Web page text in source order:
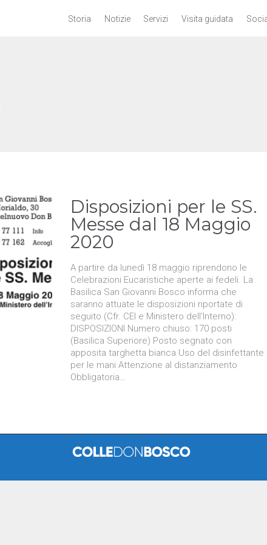
Storia Notizie Servizi Visita guidata
Disposizioni per le SS.
Messe dal 18 Maggio
2020
A partire da lunedì 18 maggio riprendono le
Celebrazioni Eucaristiche aperte ai fedeli. La
Basilica San Giovanni Bosco informa che
saranno attuate le disposizioni riportate di
seguito (Cfr. CEI e Ministero dell’Interno):
DISPOSIZIONI Numero chiuso: 170 posti
(Basilica Superiore) Posto segnato con
apposita targhetta bianca Uso del disinfettante
per le mani Attenzione al distanziamento
Obbligatoria…